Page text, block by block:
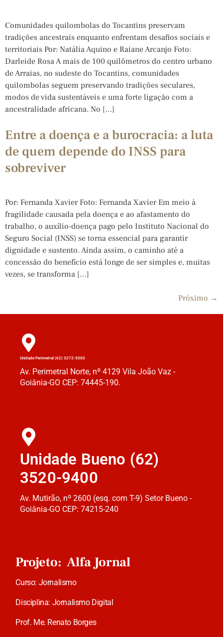
Comunidades quilombolas do Tocantins preservam
tradições ancestrais enquanto enfrentam desafios sociais e
territoriais Por: Natália Aquino e Raiane Arcanjo Foto:
Darleide Rosa A mais de 100 quilômetros do centro urbano
de Arraias, no sudeste do Tocantins, comunidades
quilombolas seguem preservando tradições seculares,
modos de vida sustentáveis e uma forte ligação com a
ancestralidade africana. No […]
Entre a doença e a burocracia: a luta
de quem depende do INSS para
sobreviver
Por: Fernanda Xavier Foto: Fernanda Xavier Em meio à
fragilidade causada pela doença e ao afastamento do
trabalho, o auxílio-doença pago pelo Instituto Nacional do
Seguro Social (INSS) se torna essencial para garantir
dignidade e sustento. Ainda assim, o caminho até a
concessão do benefício está longe de ser simples e, muitas
vezes, se transforma […]
Próximo →
Unidade Perimetral (62) 3272-5000
Av. Perimetral Norte, nº 4129 Vila João Vaz -
Goiânia-GO CEP: 74445-190.
Unidade Bueno (62)
3520-9400
Av. Mutirão, nº 2600 (esq. com T-9) Setor Bueno -
Goiânia-GO CEP: 74215-240
Projeto: Alfa Jornal
Curso: Jornalismo
Disciplina: Jornalismo Digital
Prof. Me. Renato Borges